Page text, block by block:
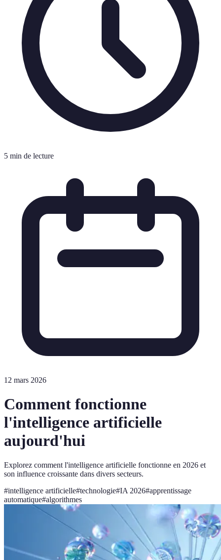
5 min de lecture
12 mars 2026
Comment fonctionne
l'intelligence artificielle
aujourd'hui
Explorez comment l'intelligence artificielle fonctionne en 2026 et
son influence croissante dans divers secteurs.
#intelligence artificielle#technologie#IA 2026#apprentissage
automatique#algorithmes